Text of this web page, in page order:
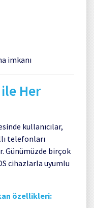
imkanı
Her
kullanıcılar,
telefonları
Günümüzde birçok
cihazlarla uyumlu
özellikleri: